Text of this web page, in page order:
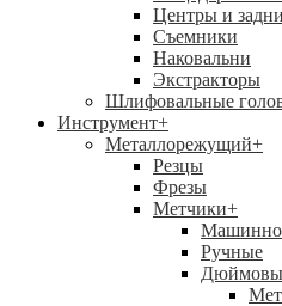
Центры и
Съемники
Наковальни
Экстракторы
Шлифовальные
Инструмент+
Металлорежущий+
Резцы
Фрезы
Метчики+
Ручные